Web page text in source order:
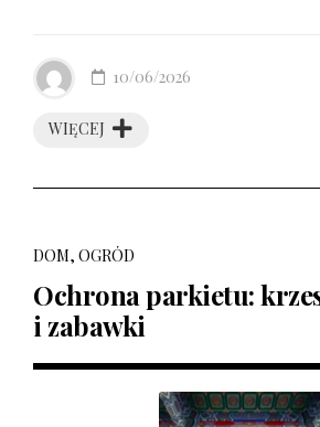
WIĘCEJ
10/06/2026
DOM, OGRÓD
Ochrona parkietu:
i zabawki